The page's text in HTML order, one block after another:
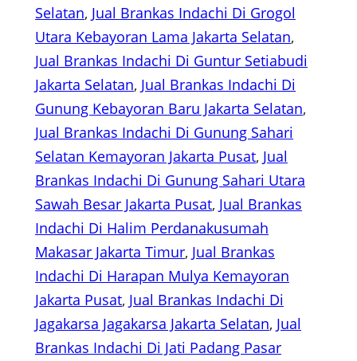
Selatan, Jual Brankas Indachi Di Grogol
Utara Kebayoran Lama Jakarta Selatan
Jual Brankas Indachi Di Guntur Setiabudi
Jakarta Selatan, Jual Brankas Indachi Di
Gunung Kebayoran Baru Jakarta Selatan
Jual Brankas Indachi Di Gunung Sahari
Selatan Kemayoran Jakarta Pusat, Jual
Brankas Indachi Di Gunung Sahari Utara
Sawah Besar Jakarta Pusat, Jual Brankas
Indachi Di Halim Perdanakusumah
Makasar Jakarta Timur, Jual Brankas
Indachi Di Harapan Mulya Kemayoran
Jakarta Pusat, Jual Brankas Indachi Di
Jagakarsa Jagakarsa Jakarta Selatan, Jual
Brankas Indachi Di Jati Padang Pasar